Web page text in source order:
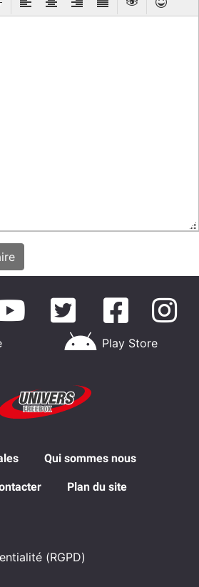
Play Store
Qui sommes nous
Plan du site
(RGPD)